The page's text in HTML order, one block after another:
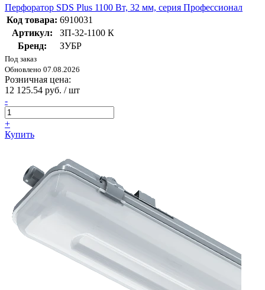
Перфоратор SDS Plus 1100 Вт, 32 мм, серия Профессионал
Код товара: 6910031
Артикул:
ЗП-32-1100 К
Бренд:
ЗУБР
Под заказ
Обновлено 07.08.2026
Розничная цена:
12 125.54 руб. / шт
-
+
Купить